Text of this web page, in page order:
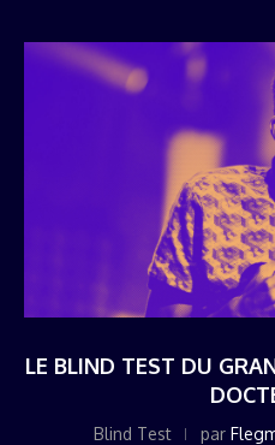
LE BLIND TEST DU
Blind Test par